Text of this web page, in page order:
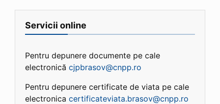
Servicii online
Pentru depunere documente pe cale
electronică cjpbrasov@cnpp.ro
Pentru depunere certificate de viata pe cale
electronica certificateviata.brasov@cnpp.ro